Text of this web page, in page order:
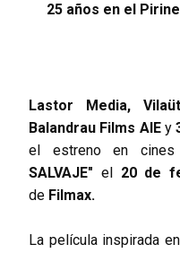
25 años en el
Lastor Media,
Balandrau Films AIEy
el estreno en
SALVAJE" el20 de
de Filmax.
La película inspirada en